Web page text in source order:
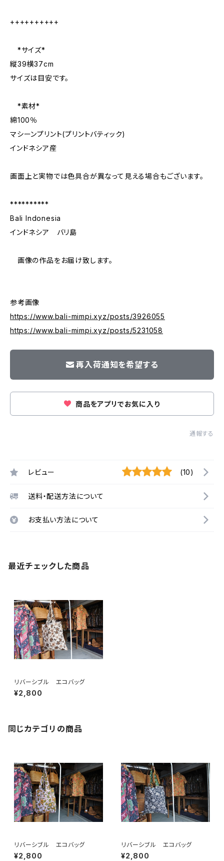
++++++++++
*サイズ*
縦39横37cm
サイズは目安です。
*素材*
綿100％
マシーンプリント(プリントバティック)
インドネシア産
画面上と実物では色具合が異なって見える場合もございます。
**********
Bali Indonesia
インドネシア バリ島
画像の作品をお届け致します。
参考画像
https://www.bali-mimpi.xyz/posts/3926055
https://www.bali-mimpi.xyz/posts/5231058
再入荷通知を希望する
商品をアプリでお気に入り
通報する
レビュー (10)
送料・配送方法について
お支払い方法について
最近チェックした商品
リバーシブル エコバッグ
¥2,800
同じカテゴリの商品
リバーシブル エコバッグ
¥2,800
リバーシブル エコバッグ
¥2,800